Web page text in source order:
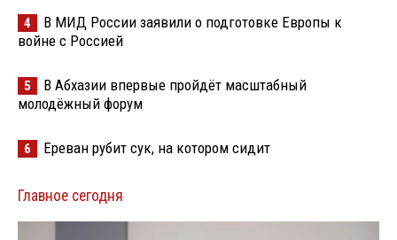
4
В МИД России заявили о подготовке Европы к
войне с Россией
5
В Абхазии впервые пройдёт масштабный
молодёжный форум
6 Ереван рубит сук, на котором сидит
Главное сегодня